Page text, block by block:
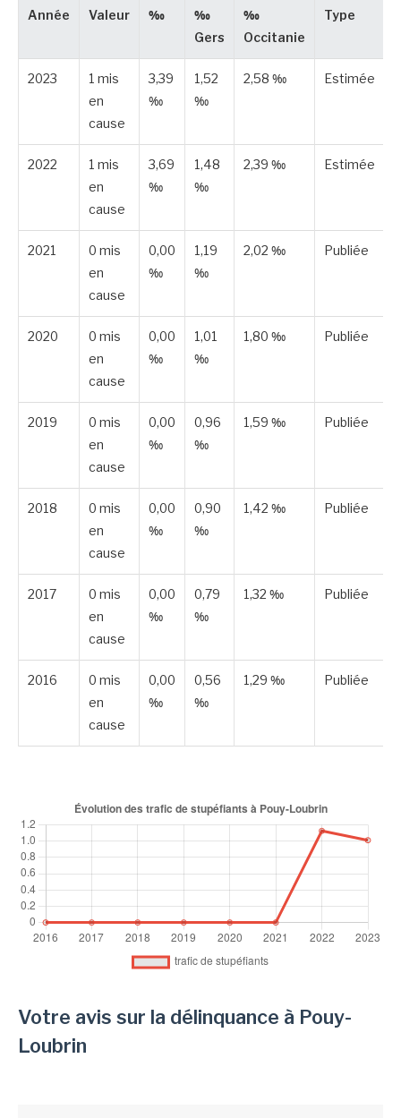
Année Valeur ‰
‰
Gers
‰
Occitanie
Type
2023
1 mis
en
cause
3,39
‰
1,52
‰
2,58 ‰ Estimée
2022
1 mis
en
cause
3,69
‰
1,48
‰
2,39 ‰ Estimée
2021
0 mis
en
cause
0,00
‰
1,19
‰
2,02 ‰ Publiée
2020
0 mis
en
cause
0,00
‰
1,01
‰
1,80 ‰ Publiée
2019
0 mis
en
cause
0,00
‰
0,96
‰
1,59 ‰ Publiée
2018
0 mis
en
cause
0,00
‰
0,90
‰
1,42 ‰ Publiée
2017
0 mis
en
cause
0,00
‰
0,79
‰
1,32 ‰ Publiée
2016
0 mis
en
cause
0,00
‰
0,56
‰
1,29 ‰ Publiée
Votre avis sur la délinquance à Pouy-
Loubrin